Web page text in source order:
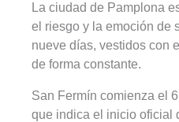
La ciudad de Pamplona
el riesgo y la emoción de
nueve días, vestidos con
de forma constante.
San Fermín comienza el
que indica el inicio oficial